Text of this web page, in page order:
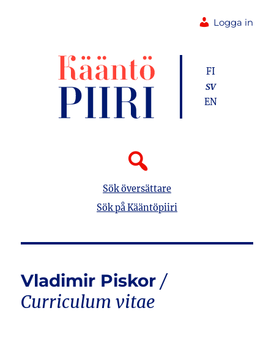
Logga in
Sök översättare
Sök på Kääntöpiiri
FI
SV
EN
Vladimir Piskor